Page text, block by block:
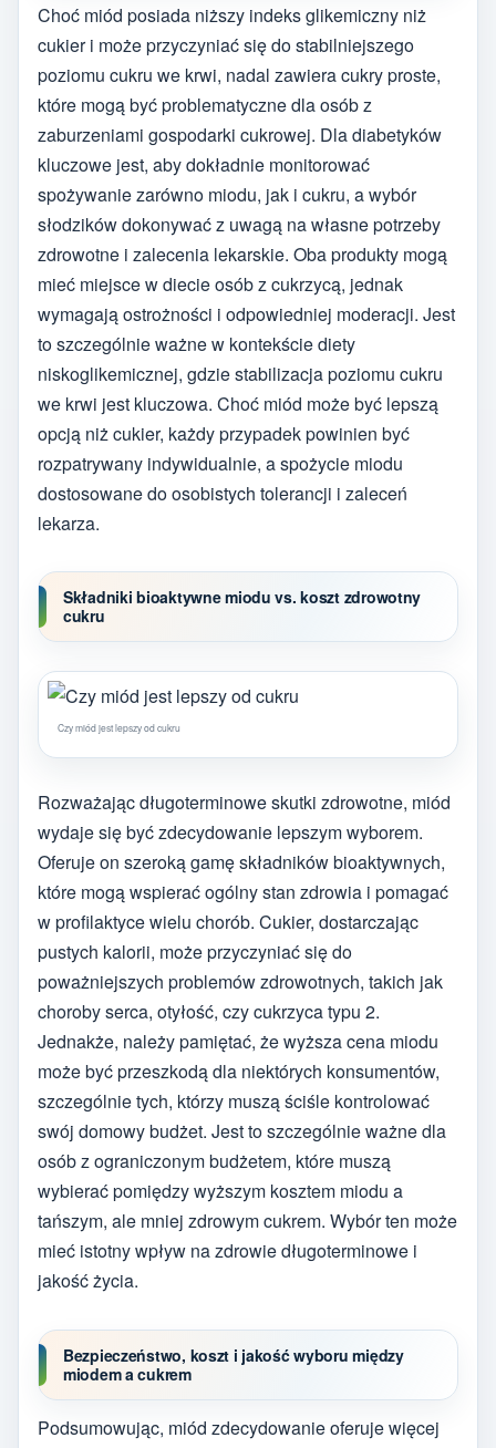
Choć miód posiada niższy indeks glikemiczny niż
cukier i może przyczyniać się do stabilniejszego
poziomu cukru we krwi, nadal zawiera cukry proste,
które mogą być problematyczne dla osób z
zaburzeniami gospodarki cukrowej. Dla diabetyków
kluczowe jest, aby dokładnie monitorować
spożywanie zarówno miodu, jak i cukru, a wybór
słodzików dokonywać z uwagą na własne potrzeby
zdrowotne i zalecenia lekarskie. Oba produkty mogą
mieć miejsce w diecie osób z cukrzycą, jednak
wymagają ostrożności i odpowiedniej moderacji. Jest
to szczególnie ważne w kontekście diety
niskoglikemicznej, gdzie stabilizacja poziomu cukru
we krwi jest kluczowa. Choć miód może być lepszą
opcją niż cukier, każdy przypadek powinien być
rozpatrywany indywidualnie, a spożycie miodu
dostosowane do osobistych tolerancji i zaleceń
lekarza.
Składniki bioaktywne miodu vs. koszt zdrowotny
cukru
Czy miód jest lepszy od cukru
Rozważając długoterminowe skutki zdrowotne, miód
wydaje się być zdecydowanie lepszym wyborem.
Oferuje on szeroką gamę składników bioaktywnych,
które mogą wspierać ogólny stan zdrowia i pomagać
w profilaktyce wielu chorób. Cukier, dostarczając
pustych kalorii, może przyczyniać się do
poważniejszych problemów zdrowotnych, takich jak
choroby serca, otyłość, czy cukrzyca typu 2.
Jednakże, należy pamiętać, że wyższa cena miodu
może być przeszkodą dla niektórych konsumentów,
szczególnie tych, którzy muszą ściśle kontrolować
swój domowy budżet. Jest to szczególnie ważne dla
osób z ograniczonym budżetem, które muszą
wybierać pomiędzy wyższym kosztem miodu a
tańszym, ale mniej zdrowym cukrem. Wybór ten może
mieć istotny wpływ na zdrowie długoterminowe i
jakość życia.
Bezpieczeństwo, koszt i jakość wyboru między
miodem a cukrem
Podsumowując, miód zdecydowanie oferuje więcej